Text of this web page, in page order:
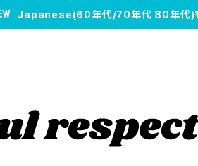
Japanese(60年代/70年代 80年代)を